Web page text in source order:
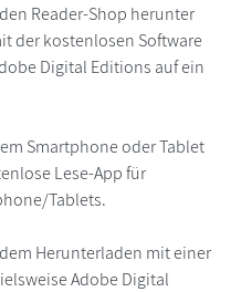
Reader-Shop herunter
der kostenlosen Software
Digital Editions auf ein
Smartphone oder Tablet
Lese-App für
Tablets.
Herunterladen mit einer
Adobe Digital